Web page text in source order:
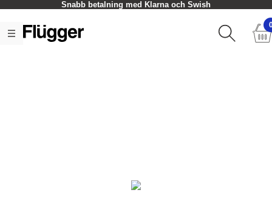
Snabb betalning med Klarna och Swish